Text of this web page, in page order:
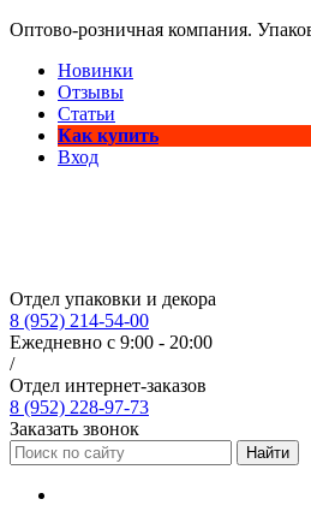
Оптово-розничная компания.
Новинки
Отзывы
Статьи
Как купить
Вход
Отдел упаковки и декора
8 (952) 214-54-00
Ежедневно с 9:00 - 20:00
/
Отдел интернет-заказов
8 (952) 228-97-73
Заказать звонок
Найти